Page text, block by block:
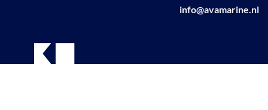
info@avamarine.nl